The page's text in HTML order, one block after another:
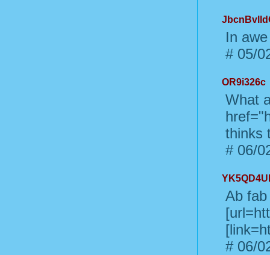
In
#05/
OR9i326c
What
thinks
#06/
Ab
#06/